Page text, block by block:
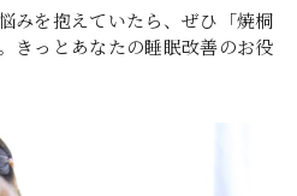
みを抱えていたら、ぜひ「焼桐
きっとあなたの睡眠改善のお役